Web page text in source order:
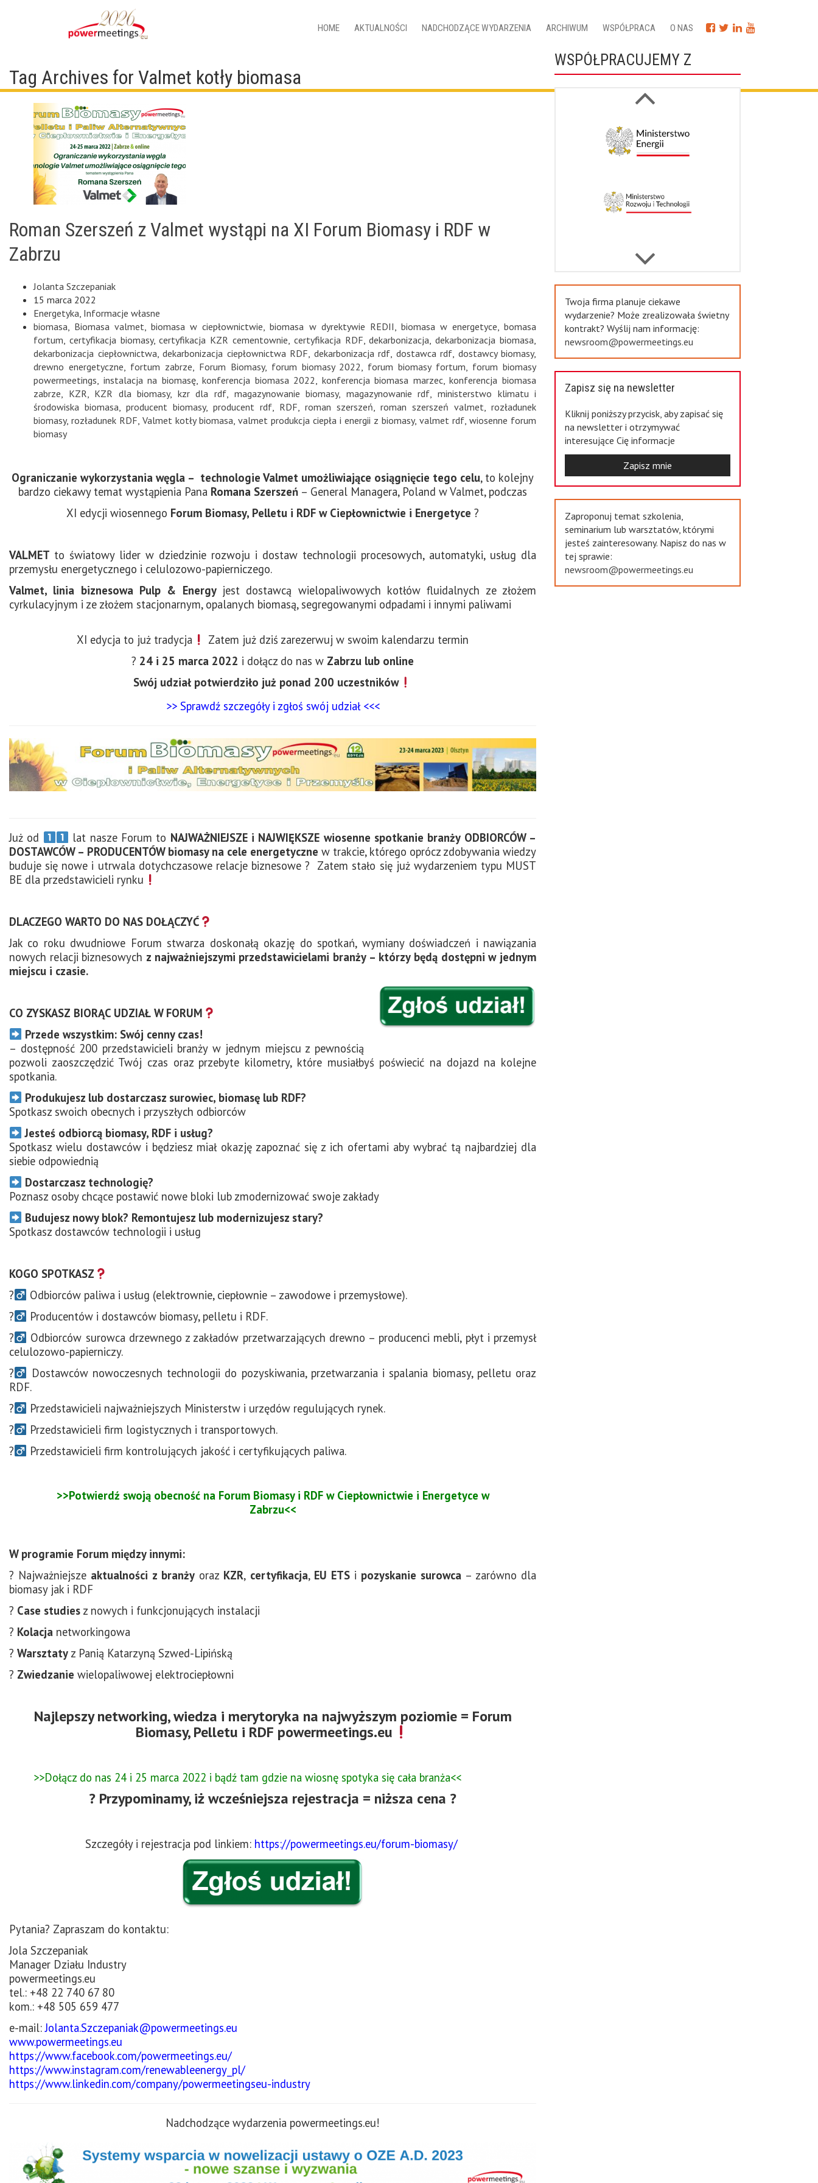
HOME AKTUALNOŚCI NADCHODZĄCE WYDARZENIA ARCHIWUM WSPÓŁPRACA O NAS
Tag Archives for Valmet kotły biomasa
Roman Szerszeń z Valmet wystąpi na XI Forum Biomasy i RDF w
Zabrzu
Jolanta Szczepaniak
15 marca 2022
Energetyka Informacje własne
biomasa
Biomasa valmet ,biomasa w ciepłownictwie ,biomasa w dyrektywie REDII biomasa w energetyce ,bomasa
fortum certyfikacja biomasy,certyfikacja KZR cementownie certyfikacja RDF ,dekarbonizacja ,dekarbonizacja biomasa
dekarbonizacja ciepłownictwa dekarbonizacja ciepłownictwa RDF dekarbonizacja rdf dostawca rdf dostawcy biomasy,
drewno energetyczne
fortum zabrze Forum Biomasy, forum biomasy 2022 forum biomasy fortum
forum biomasy
powermeetings instalacja na biomasę,konferencja biomasa 2022 konferencja biomasa marzec,konferencja biomasa
zabrze
KZR KZR dla biomasy, kzr dla rdf magazynowanie biomasy, magazynowanie rdf
ministerstwo klimatu i
środowiska biomasa
producent biomasy, producent rdf RDF roman szerszeń roman szerszeń valmet
rozładunek
biomasy, rozładunek RDF Valmet kotły biomasa valmet produkcja ciepła i energii z biomasy, valmet rdf wiosenne forum
biomasy
Ograniczanie wykorzystania węgla – technologie Valmet umożliwiające osiągnięcie tego celu, to kolejny
bardzo ciekawy temat wystąpienia Pana Romana Szerszeń – General Managera, Poland w Valmet, podczas
XI edycji wiosennego Forum Biomasy, Pelletu i RDF w Ciepłownictwie i Energetyce ?
VALMET to światowy lider w dziedzinie rozwoju i dostaw technologii procesowych, automatyki, usług dla
przemysłu energetycznego i celulozowo-papierniczego.
Valmet, linia biznesowa Pulp & Energy jest dostawcą wielopaliwowych kotłów fluidalnych ze złożem
cyrkulacyjnym i ze złożem stacjonarnym, opalanych biomasą, segregowanymi odpadami i innymi paliwami
XI edycja to już tradycja
Zatem już dziś zarezerwuj w swoim kalendarzu termin
? 24 i 25 marca 2022 i dołącz do nas w Zabrzu lub online
Swój udział potwierdziło już ponad 200 uczestników
>> Sprawdź szczegóły i zgłoś swój udział <<<
Już od lat nasze Forum to NAJWAŻNIEJSZE i NAJWIĘKSZE wiosenne spotkanie branży ODBIORCÓW –
DOSTAWCÓW – PRODUCENTÓW biomasy na cele energetyczne w trakcie, którego oprócz zdobywania wiedzy
buduje się nowe i utrwala dotychczasowe relacje biznesowe ? Zatem stało się już wydarzeniem typu MUST
BE dla przedstawicieli rynku
DLACZEGO WARTO DO NAS DOŁĄCZYĆ
Jak co roku dwudniowe Forum stwarza doskonałą okazję do spotkań, wymiany doświadczeń i nawiązania
nowych relacji biznesowych z najważniejszymi przedstawicielami branży – którzy będą dostępni w jednym
miejscu i czasie.
CO ZYSKASZ BIORĄC UDZIAŁ W FORUM
Przede wszystkim: Swój cenny czas!
– dostępność 200 przedstawicieli branży w jednym miejscu z pewnością
pozwoli zaoszczędzić Twój czas oraz przebyte kilometry, które musiałbyś poświecić na dojazd na kolejne
spotkania.
Produkujesz lub dostarczasz surowiec, biomasę lub RDF?
Spotkasz swoich obecnych i przyszłych odbiorców
Jesteś odbiorcą biomasy, RDF i usług?
Spotkasz wielu dostawców i będziesz miał okazję zapoznać się z ich ofertami aby wybrać tą najbardziej dla
siebie odpowiednią
Dostarczasz technologię?
Poznasz osoby chcące postawić nowe bloki lub zmodernizować swoje zakłady
Budujesz nowy blok? Remontujesz lub modernizujesz stary?
Spotkasz dostawców technologii i usług
KOGO SPOTKASZ
?‍
Odbiorców paliwa i usług (elektrownie, ciepłownie – zawodowe i przemysłowe).
?‍
Producentów i dostawców biomasy, pelletu i RDF.
?‍
Odbiorców surowca drzewnego z zakładów przetwarzających drewno – producenci mebli, płyt i przemysł
celulozowo-papierniczy.
?‍
Dostawców nowoczesnych technologii do pozyskiwania, przetwarzania i spalania biomasy, pelletu oraz
RDF.
?‍
Przedstawicieli najważniejszych Ministerstw i urzędów regulujących rynek.
?‍
Przedstawicieli firm logistycznych i transportowych.
?‍
Przedstawicieli firm kontrolujących jakość i certyfikujących paliwa.
>>Potwierdź swoją obecność na Forum Biomasy i RDF w Ciepłownictwie i Energetyce w
Zabrzu<<
W programie Forum między innymi:
? Najważniejsze aktualności z branży oraz KZR, certyfikacja, EU ETSi pozyskanie surowca– zarówno dla
biomasy jak i RDF
? Case studies z nowych i funkcjonujących instalacji
? Kolacja networkingowa
? Warsztaty z Panią Katarzyną Szwed-Lipińską
? Zwiedzanie wielopaliwowej elektrociepłowni
Najlepszy networking, wiedza i merytoryka na najwyższym poziomie = Forum
Biomasy, Pelletu i RDF powermeetings.eu
>>Dołącz do nas 24 i 25 marca 2022 i bądź tam gdzie na wiosnę spotyka się cała branża<<
? Przypominamy, iż wcześniejsza rejestracja = niższa cena ?
Szczegóły i rejestracja pod linkiem: https://powermeetings.eu/forum-biomasy/
Pytania? Zapraszam do kontaktu:
Jola Szczepaniak
Manager Działu Industry
powermeetings.eu
tel.: +48 22 740 67 80
kom.: +48 505 659 477
e-mail:Jolanta.Szczepaniak@powermeetings.eu
www.powermeetings.eu
https://www.facebook.com/powermeetings.eu/
https://www.instagram.com/renewableenergy_pl/
https://www.linkedin.com/company/powermeetingseu-industry
Nadchodzące wydarzenia powermeetings.eu!
WSPÓŁPRACUJEMY Z
Twoja firma planuje ciekawe
wydarzenie? Może zrealizowała świetny
kontrakt? Wyślij nam informację:
newsroom@powermeetings.eu
Zapisz się na newsletter
Kliknij poniższy przycisk, aby zapisać się
na newsletter i otrzymywać
interesujące Cię informacje
Zapisz mnie
Zaproponuj temat szkolenia,
seminarium lub warsztatów, którymi
jesteś zainteresowany. Napisz do nas w
tej sprawie:
newsroom@powermeetings.eu